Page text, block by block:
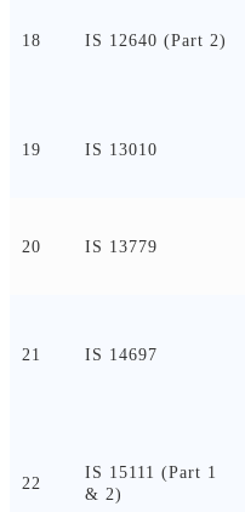
18 IS 12640 (Part 2)
19 IS 13010
20 IS 13779
21 IS 14697
22
IS 15111 (Part 1
& 2)